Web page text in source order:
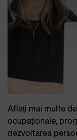
Aflați mai multe
ocupaționale,
dezvoltarea